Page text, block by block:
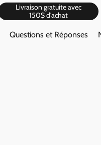
Livraison gratuite avec
150$ d'achat
Questions et Réponses